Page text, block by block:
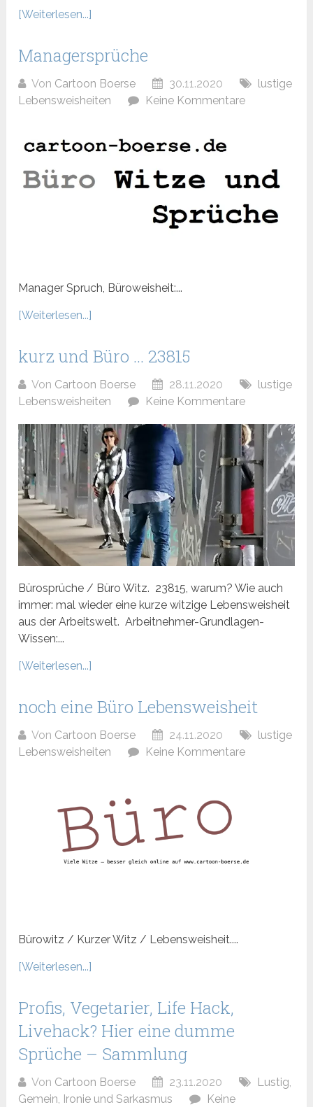
[Weiterlesen...]
Managersprüche
Von Cartoon Boerse 30.11.2020
lustige
Lebensweisheiten
Keine Kommentare
Manager Spruch, Büroweisheit:...
[Weiterlesen...]
kurz und Büro … 23815
Von Cartoon Boerse 28.11.2020
lustige
Lebensweisheiten
Keine Kommentare
Bürosprüche / Büro Witz. 23815, warum? Wie auch
immer: mal wieder eine kurze witzige Lebensweisheit
aus der Arbeitswelt. Arbeitnehmer-Grundlagen-
Wissen:...
[Weiterlesen...]
noch eine Büro Lebensweisheit
Von Cartoon Boerse 24.11.2020
lustige
Lebensweisheiten
Keine Kommentare
Bürowitz / Kurzer Witz / Lebensweisheit....
[Weiterlesen...]
Profis, Vegetarier, Life Hack,
Livehack? Hier eine dumme
Sprüche – Sammlung
Von Cartoon Boerse 23.11.2020 Lustig,
Gemein, Ironie und Sarkasmus
Keine